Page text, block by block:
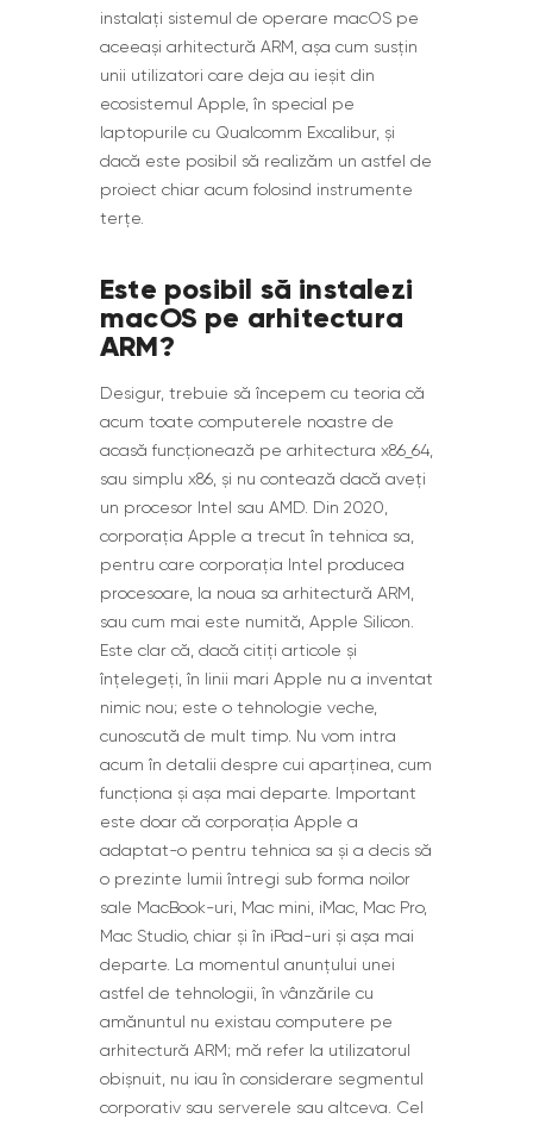
instalați sistemul de operare macOS pe
aceeași arhitectură ARM, așa cum susțin
unii utilizatori care deja au ieșit din
ecosistemul Apple, în special pe
laptopurile cu Qualcomm Excalibur, și
dacă este posibil să realizăm un astfel de
proiect chiar acum folosind instrumente
terțe.
Este posibil să instalezi
macOS pe arhitectura
ARM?
Desigur, trebuie să începem cu teoria că
acum toate computerele noastre de
acasă funcționează pe arhitectura x86_64,
sau simplu x86, și nu contează dacă aveți
un procesor Intel sau AMD. Din 2020,
corporația Apple a trecut în tehnica sa,
pentru care corporația Intel producea
procesoare, la noua sa arhitectură ARM,
sau cum mai este numită, Apple Silicon.
Este clar că, dacă citiți articole și
înțelegeți, în linii mari Apple nu a inventat
nimic nou; este o tehnologie veche,
cunoscută de mult timp. Nu vom intra
acum în detalii despre cui aparținea, cum
funcționa și așa mai departe. Important
este doar că corporația Apple a
adaptat-o pentru tehnica sa și a decis să
o prezinte lumii întregi sub forma noilor
sale MacBook-uri, Mac mini, iMac, Mac Pro,
Mac Studio, chiar și în iPad-uri și așa mai
departe. La momentul anunțului unei
astfel de tehnologii, în vânzările cu
amănuntul nu existau computere pe
arhitectură ARM; mă refer la utilizatorul
obișnuit, nu iau în considerare segmentul
corporativ sau serverele sau altceva. Cel